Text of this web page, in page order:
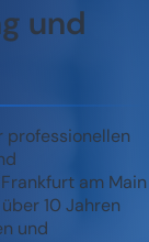
und
professionellen
am Main
10 Jahren
und